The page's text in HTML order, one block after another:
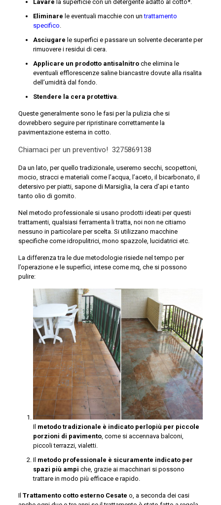
Lavare la superficie con un detergente adatto al cotto*.
Eliminare le eventuali macchie con untrattamento
specifico
Asciugare le superfici e passare un solvente decerante per
rimuovere i residui di cera.
Applicare un prodotto antisalnitroche elimina le
eventuali efflorescenze saline biancastre dovute alla risalita
dell’umidità dal fondo.
Stendere la cera protettiva
Queste generalmente sono le fasi per la pulizia che si
dovrebbero seguire per ripristinare correttamente la
pavimentazione esterna in cotto.
Chiamaci per un preventivo! 3275869138
Da un lato, per quello tradizionale, useremo secchi, scopettoni,
mocio, stracci e materiali come l’acqua, l’aceto, il bicarbonato, il
detersivo per piatti, sapone di Marsiglia, la cera d’api e tanto
tanto olio di gomito.
Nel metodo professionale si usano prodotti ideati per questi
trattamenti, qualsiasi ferramenta li tratta, noi non ne citiamo
nessuno in particolare per scelta. Si utilizzano macchine
specifiche come idropulitrici, mono spazzole, lucidatrici etc.
La differenza tra le due metodologie risiede nel tempo per
l’operazione e le superfici, intese come mq, che si possono
pulire:
Il metodo tradizionale è indicato perlopiù per piccole
porzioni di pavimento, come si accennava balconi,
piccoli terrazzi, vialetti.
Il metodo professionale è sicuramente indicato per
spazi più ampi che, grazie ai macchinari si possono
trattare in modo più efficace e rapido.
Il Trattamento cotto esterno Cesate o, a seconda dei casi